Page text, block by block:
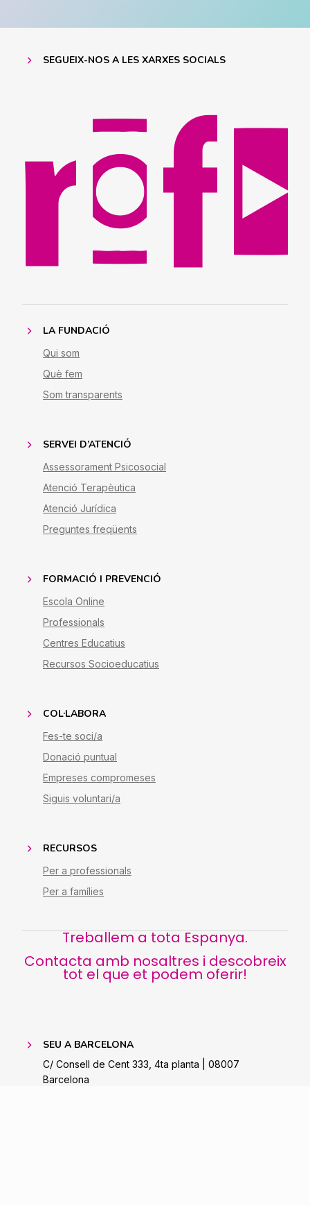
SEGUEIX-NOS A LES XARXES SOCIALS
LA FUNDACIÓ
Qui som
Què fem
Som transparents
SERVEI D’ATENCIÓ
Assessorament Psicosocial
Atenció Terapèutica
Atenció Jurídica
Preguntes freqüents
FORMACIÓ I PREVENCIÓ
Escola Online
Professionals
Centres Educatius
Recursos Socioeducatius
COL·LABORA
Fes-te soci/a
Donació puntual
Empreses compromeses
Siguis voluntari/a
RECURSOS
Per a professionals
Per a famílies
Treballem a tota Espanya.
Contacta amb nosaltres i descobreix
tot el que et podem oferir!
SEU A BARCELONA
C/ Consell de Cent 333, 4ta planta | 08007
Barcelona